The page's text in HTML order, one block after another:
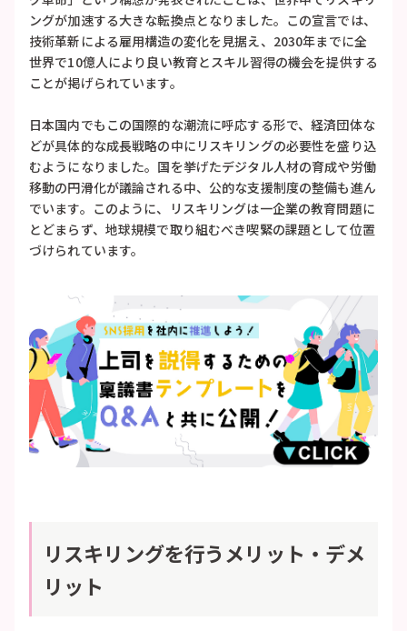
ングが加速する大きな転換点となりました。この宣言では、
技術革新による雇用構造の変化を見据え、2030年までに全
世界で10億人により良い教育とスキル習得の機会を提供する
ことが掲げられています。
日本国内でもこの国際的な潮流に呼応する形で、経済団体な
どが具体的な成長戦略の中にリスキリングの必要性を盛り込
むようになりました。国を挙げたデジタル人材の育成や労働
移動の円滑化が議論される中、公的な支援制度の整備も進ん
でいます。このように、リスキリングは一企業の教育問題に
とどまらず、地球規模で取り組むべき喫緊の課題として位置
づけられています。
リスキリングを行うメリット・デメ
リット